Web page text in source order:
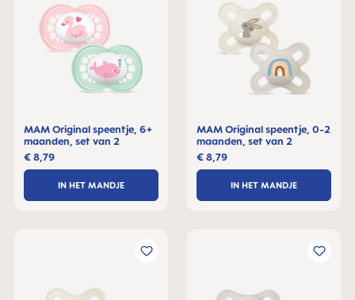
MAM Original speentje, 6+
maanden, set van 2
€ 8,79
IN HET MANDJE
MAM Original speentje, 0-2
maanden, set van 2
€ 8,79
IN HET MANDJE